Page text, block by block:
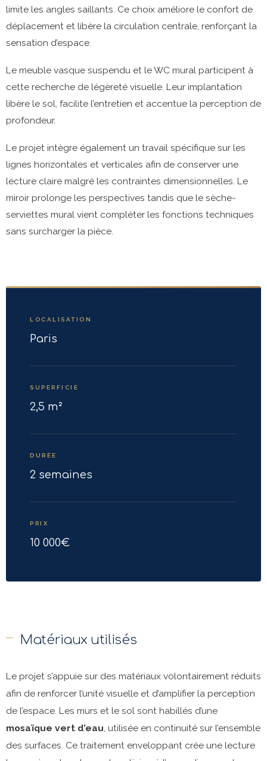
limite les angles saillants. Ce choix améliore le confort de
déplacement et libère la circulation centrale, renforçant la
sensation d’espace.
Le meuble vasque suspendu et le WC mural participent à
cette recherche de légèreté visuelle. Leur implantation
libère le sol, facilite l’entretien et accentue la perception de
profondeur.
Le projet intègre également un travail spécifique sur les
lignes horizontales et verticales afin de conserver une
lecture claire malgré les contraintes dimensionnelles. Le
miroir prolonge les perspectives tandis que le sèche-
serviettes mural vient compléter les fonctions techniques
sans surcharger la pièce.
LOCALISATION
Paris
SUPERFICIE
2,5 m²
DURÉE
2 semaines
PRIX
10 000€
Matériaux utilisés
Le projet s’appuie sur des matériaux volontairement réduits
afin de renforcer l’unité visuelle et d’amplifier la perception
de l’espace. Les murs et le sol sont habillés d’une
mosaïque vert d’eau, utilisée en continuité sur l’ensemble
des surfaces. Ce traitement enveloppant crée une lecture